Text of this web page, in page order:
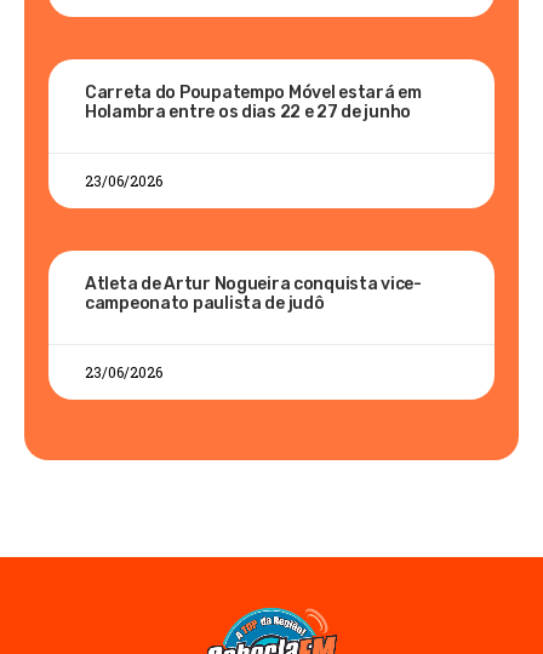
Carreta do Poupatempo Móvel estará em
Holambra entre os dias 22 e 27 de junho
23/06/2026
Atleta de Artur Nogueira conquista vice-
campeonato paulista de judô
23/06/2026